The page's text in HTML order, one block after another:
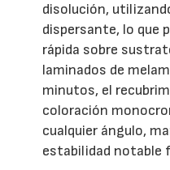
disolución,
dispersante, lo que
rápida sobre
laminados de
minutos, el
coloración
cualquier ángulo,
estabilidad notable